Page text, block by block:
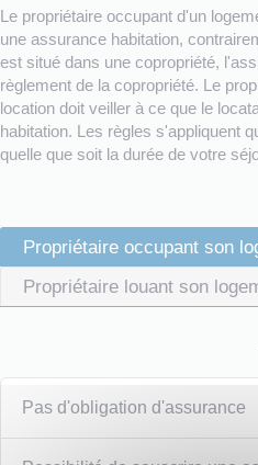
Le propriétaire occupant d'un
une assurance habitation,
est situé dans une copropriété,
règlement de la copropriété. Le
location doit veiller à ce que le
habitation. Les règles s'appliquent
quelle que soit la durée de votre
Propriétaire occupant son
Propriétaire louant son
Pas d'obligation d'assurance